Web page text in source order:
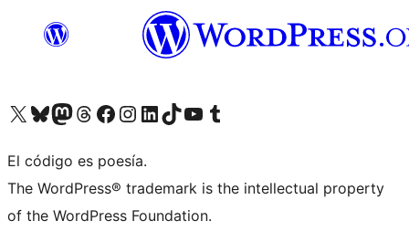
Visita nuestra cuenta de X (anteriormente Twitter)
Visita nuestra cuenta de Bluesky
Visita nuestra cuenta de Mastodon
Visita nuestra cuenta de Threads
Visita nuestra página de Facebook
Visita nuestra cuenta de Instagram
Visita nuestra cuenta de LinkedIn
Visita nuestra cuenta de TikTok
Visita nuestro canal de YouTube
Visita nuestra cuenta de Tumblr
El código es poesía.
The WordPress® trademark is the intellectual property
of the WordPress Foundation.